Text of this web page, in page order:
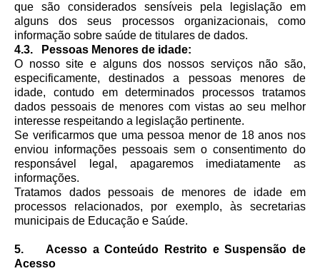
que são considerados sensíveis pela legislação em
alguns dos seus processos organizacionais, como
informação sobre saúde de titulares de dados.
4.3. Pessoas Menores de idade:
O nosso site e alguns dos nossos serviços não são,
especificamente, destinados a pessoas menores de
idade, contudo em determinados processos tratamos
dados pessoais de menores com vistas ao seu melhor
interesse respeitando a legislação pertinente.
Se verificarmos que uma pessoa menor de 18 anos nos
enviou informações pessoais sem o consentimento do
responsável legal, apagaremos imediatamente as
informações.
Tratamos dados pessoais de menores de idade em
processos relacionados, por exemplo, às secretarias
municipais de Educação e Saúde.
5. Acesso a Conteúdo Restrito e Suspensão de
Acesso